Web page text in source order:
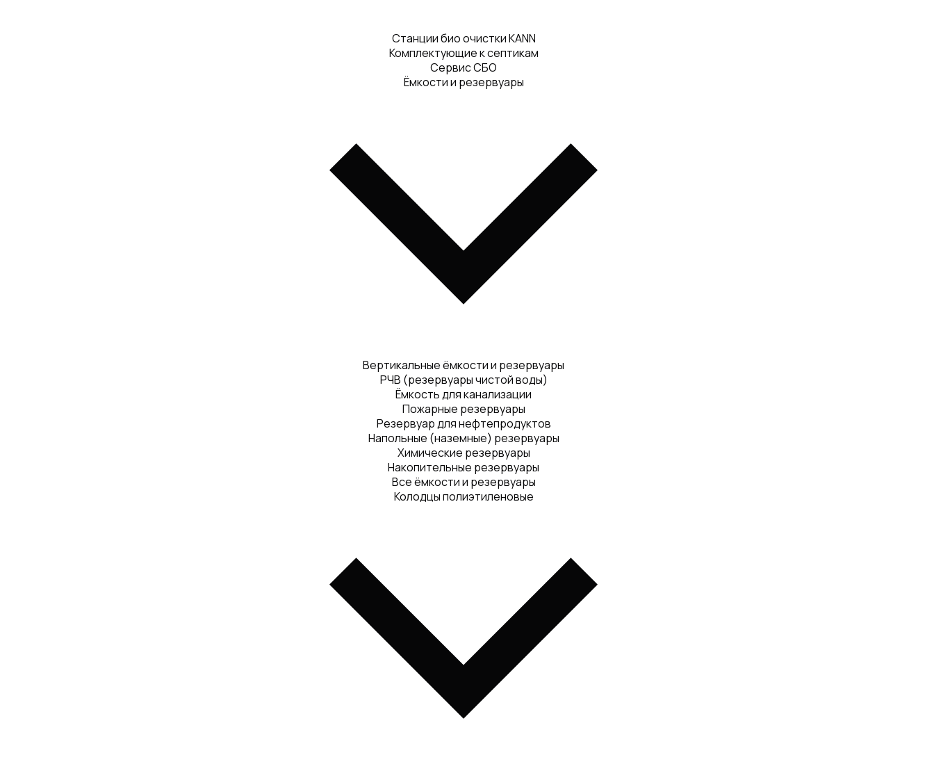
Станции био очистки KANN
Комплектующие к септикам
Сервис СБО
Ёмкости и резервуары
Вертикальные ёмкости и резервуары
РЧВ (резервуары чистой воды)
Ёмкость для канализации
Пожарные резервуары
Резервуар для нефтепродуктов
Напольные (наземные) резервуары
Химические резервуары
Накопительные резервуары
Все ёмкости и резервуары
Колодцы полиэтиленовые